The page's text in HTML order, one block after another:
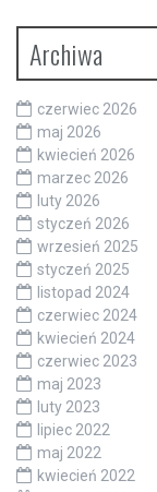
Archiwa
czerwiec 2026
maj 2026
kwiecień 2026
marzec 2026
luty 2026
styczeń 2026
wrzesień 2025
styczeń 2025
listopad 2024
czerwiec 2024
kwiecień 2024
czerwiec 2023
maj 2023
luty 2023
lipiec 2022
maj 2022
kwiecień 2022